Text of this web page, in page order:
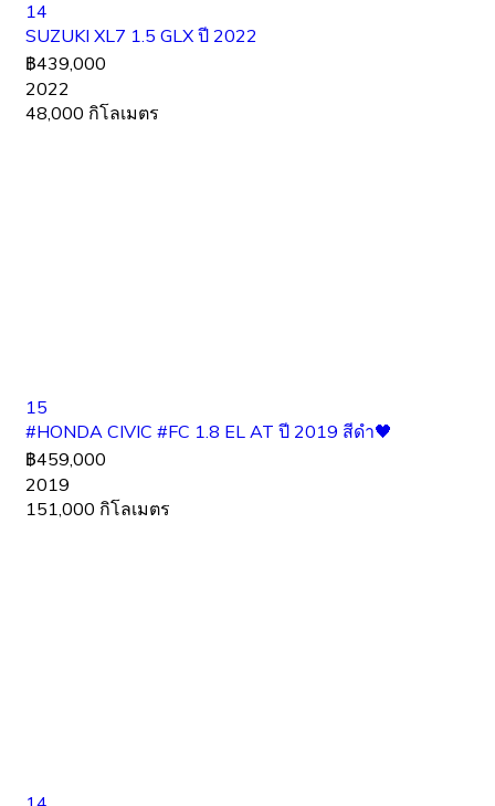
14
SUZUKI XL7 1.5 GLX ปี 2022
฿439,000
2022
48,000 กิโลเมตร
15
#HONDA CIVIC #FC 1.8 EL AT ปี 2019 สีดำ🖤
฿459,000
2019
151,000 กิโลเมตร